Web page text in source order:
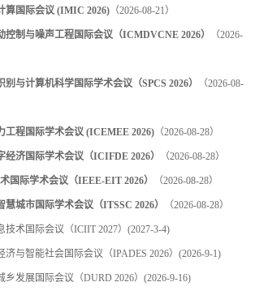
算国际会议 (IMIC 2026)（2026-08-21）
控制与噪声工程国际会议（ICMDVCNE 2026） （2026-
与计算机科学国际学术会议（SPCS 2026） （2026-08-
工程国际学术会议 (ICEMEE 2026)（2026-08-28）
济国际学术会议（ICIFDE 2026） （2026-08-28）
国际学术会议（IEEE-EIT 2026） （2026-08-28）
城市国际学术会议（ITSSC 2026） （2026-08-28）
术国际会议（ICIIT 2027） (2027-3-4)
与智能社会国际会议（IPADES 2026） (2026-9-1)
发展国际会议（DURD 2026） (2026-9-16)